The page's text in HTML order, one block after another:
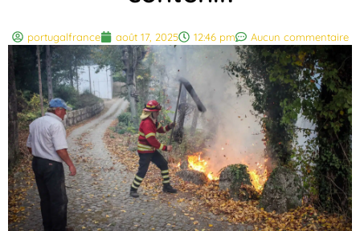
portugalfrance août 17, 2025 12:46 pm Aucun commentaire